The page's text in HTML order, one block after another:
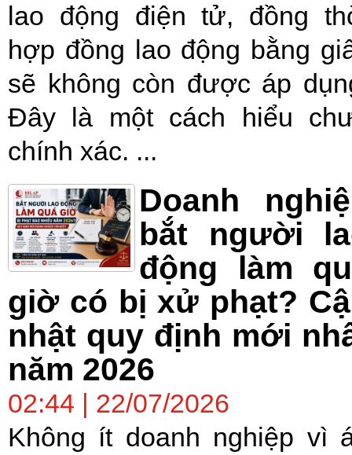
lao động điện tử, đồng
hợp đồng lao động bằng
sẽ không còn được áp
Đây là một cách hiểu
chính xác. ...
Doanh
bắt người
động làm
giờ có bị xử phạt?
nhật quy định mới
năm 2026
02:44 | 22/07/2026
Không ít doanh nghiệp vì